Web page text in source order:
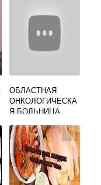
ОБЛАСТНАЯ
ОНКОЛОГИЧЕСКА
Я БОЛЬНИЦА
ОФИЦИАЛЬНЫЙ
САЙТ